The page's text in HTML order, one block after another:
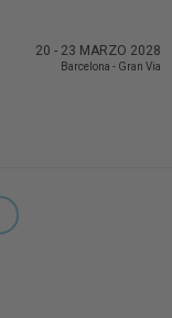
20 - 23 MARZO 2028
Barcelona - Gran Via